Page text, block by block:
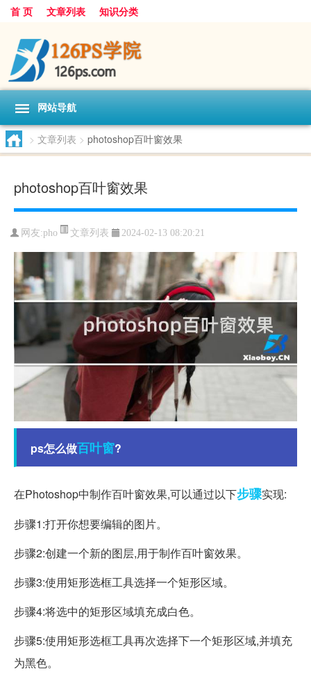
首 页 文章列表 知识分类
网站导航
> 文章列表 > photoshop百叶窗效果
photoshop百叶窗效果
网友:pho 文章列表 2024-02-13 08:20:21
ps怎么做百叶窗?
在Photoshop中制作百叶窗效果,可以通过以下步骤实现:
步骤1:打开你想要编辑的图片。
步骤2:创建一个新的图层,用于制作百叶窗效果。
步骤3:使用矩形选框工具选择一个矩形区域。
步骤4:将选中的矩形区域填充成白色。
步骤5:使用矩形选框工具再次选择下一个矩形区域,并填充
为黑色。